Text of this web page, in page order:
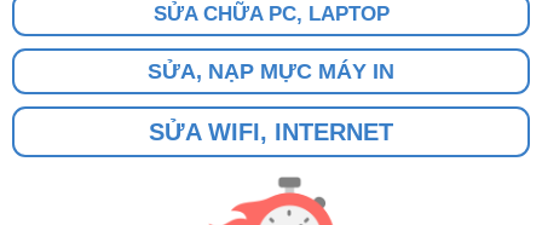
SỬA CHỮA PC, LAPTOP
SỬA, NẠP MỰC MÁY IN
SỬA WIFI, INTERNET